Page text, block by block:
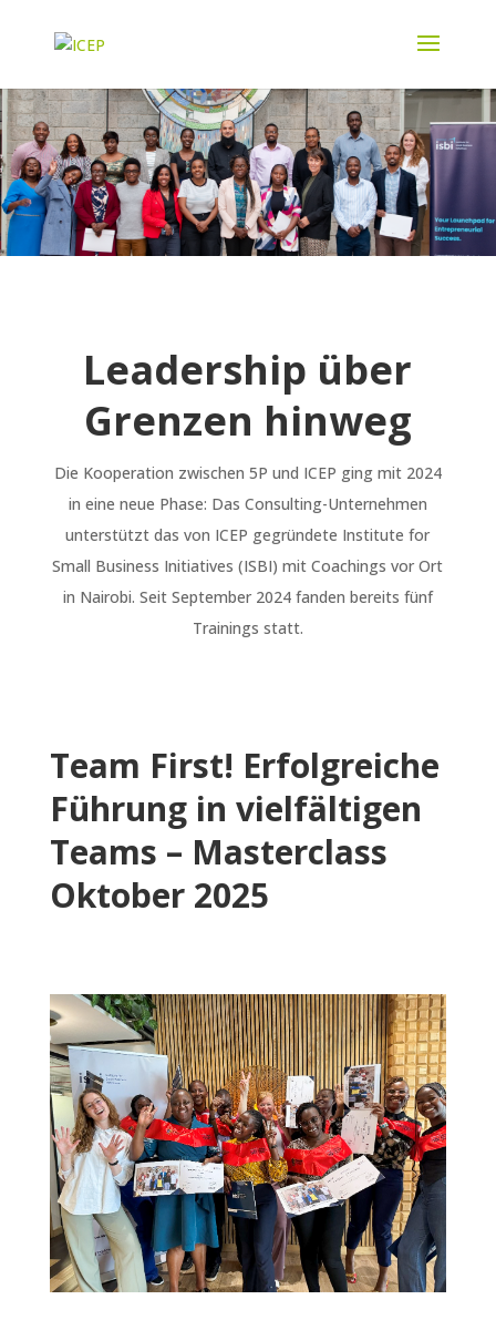
Leadership über
Grenzen hinweg
Die Kooperation zwischen 5P und ICEP ging mit 2024
in eine neue Phase: Das Consulting-Unternehmen
unterstützt das von ICEP gegründete Institute for
Small Business Initiatives (ISBI) mit Coachings vor Ort
in Nairobi. Seit September 2024 fanden bereits fünf
Trainings statt.
Team First! Erfolgreiche
Führung in vielfältigen
Teams – Masterclass
Oktober 2025